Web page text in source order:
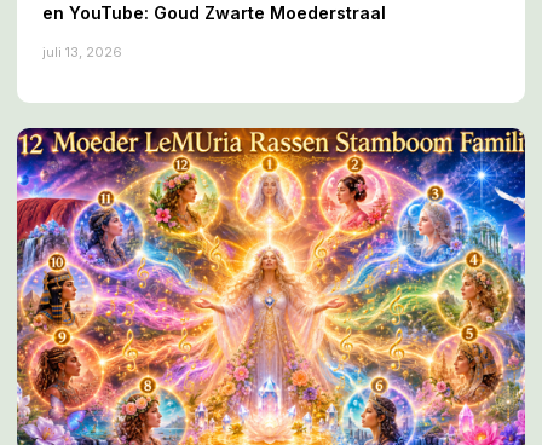
en YouTube: Goud Zwarte Moederstraal
juli 13, 2026